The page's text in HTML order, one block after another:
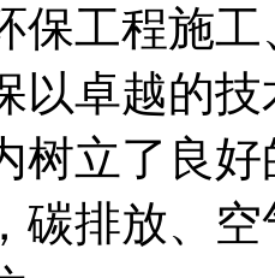
保工程施
以卓越的
树立了良
碳排放、